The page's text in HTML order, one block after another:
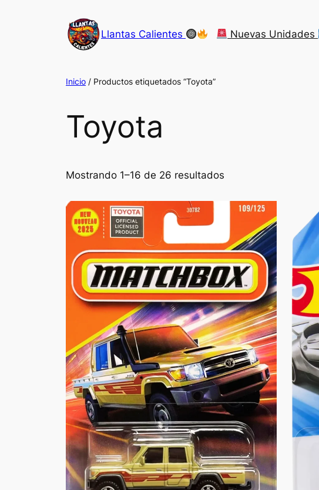
Llantas Calientes Nuevas Unidades
Inicio / Productos etiquetados “Toyota”
Toyota
Mostrando 1–16 de 26 resultados